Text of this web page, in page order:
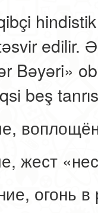
edilir.
beş
жест
огонь в